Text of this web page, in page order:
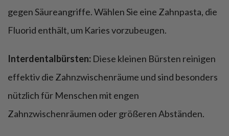
gegen Säureangriffe. Wählen Sie eine Zahnpasta, die
Fluorid enthält, um Karies vorzubeugen.
Interdentalbürsten: Diese kleinen Bürsten reinigen
effektiv die Zahnzwischenräume und sind besonders
nützlich für Menschen mit engen
Zahnzwischenräumen oder größeren Abständen.